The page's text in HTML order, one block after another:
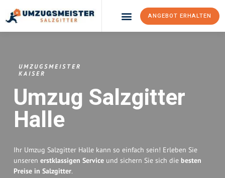
ANGEBOT ERHALTEN
UMZUGSMEISTER
KAISER
Umzug Salzgitter
Halle
Ihr Umzug Salzgitter Halle kann so einfach sein! Erleben Sie
unseren erstklassigen Service und sichern Sie sich die besten
Preise in Salzgitter.